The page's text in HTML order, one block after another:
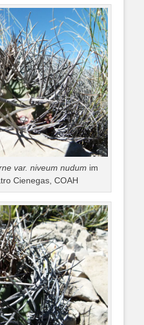
var. niveum nudum im
Cienegas, COAH